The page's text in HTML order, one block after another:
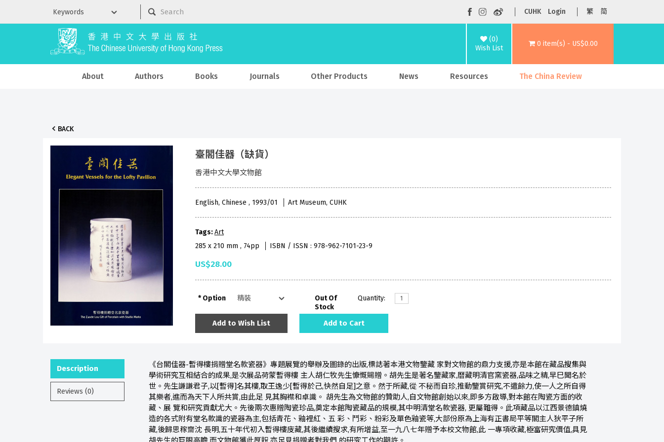
CUHK Login 繁 简
(0)
Wish List
0 item(s) - US$0.00
About Authors Books Journals Other Products News Resources The China Review
BACK
臺閣佳器（缺貨）
香港中文大學文物館
English, Chinese , 1993/01 Art Museum, CUHK
Tags:Art
285 x 210 mm , 74pp
ISBN / ISSN : 978-962-7101-23-9
US$28.00
Option
Out Of
Stock
Quantity:
Add to Wish List Add to Cart
Description
Reviews (0)
《台閣佳器-暫得樓捐贈堂名款瓷器》專題展覽的舉辦及圖錄的出版,標誌著本港文物鑒藏 家對文物館的鼎力支援,亦是本館在藏品搜集與
學術研究互相結合的成果,是次展品荷蒙暫得樓 主人胡仁牧先生慷慨賜贈。胡先生是著名鑒藏家,曆藏明清官窯瓷器,品味之精,早巳聞名於
世。先生謙謙君子,以[暫得]名其樓,取王逸少[暫得於己,快然自足]之意。然于所藏,從 不秘而自珍,推動鑒賞研究,不遣餘力,使一人之所自得
其樂者,進而為天下人所共賞,由此足 見其胸襟和卓識。 胡先生為文物館的贊助人,自文物館創始以來,即多方啟導,對本館在陶瓷方面的收
藏、展 覽和研究貢獻尤大。先後兩次惠贈陶瓷珍品,奠定本館陶瓷藏品的規模,其中明清堂名款瓷器, 更屬難得。此項藏品以江西景德鎮燒
造的各式附有堂名款識的瓷器為主,包括青花、釉裡紅、五 彩、鬥彩、粉彩及單色釉瓷等,大部份原為上海有正書局平等閣主人狄平子所
藏,後歸思稼齋沈 長明,五十年代初入暫得樓庋藏,其後繼續搜求,有所增益,至一九八七年贈予本校文物館,此 一專項收藏,極富研究價值,具見